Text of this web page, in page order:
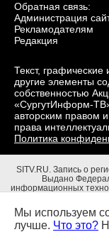
Обратная связь:
Администрация
Рекламодателям
Редакция
Текст,
другие элементы
собственностью
«СургутИнформ-
авторским правом
права
Политика
SITV.RU. Запись о
Выдано
информационных
Адрес редакции:
Мы используем
лучше. Что это?